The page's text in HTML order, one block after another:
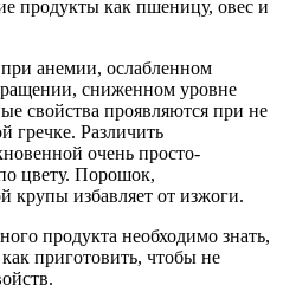
продукты как пшеницу, овес и
анемии, ослабленном
сниженном уровне
свойства проявляются при не
гречке. Различить
очень просто-
цвету. Порошок,
крупы избавляет от изжоги.
продукта необходимо знать,
приготовить, чтобы не